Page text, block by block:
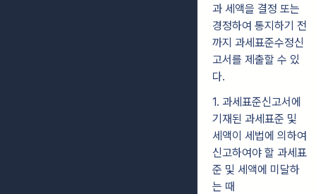
과 세액을 결정 또는
경정하여 통지하기 전
까지 과세표준수정신
고서를 제출할 수 있
다.
1. 과세표준신고서에
기재된 과세표준 및
세액이 세법에 의하여
신고하여야 할 과세표
준 및 세액에 미달하
는 때